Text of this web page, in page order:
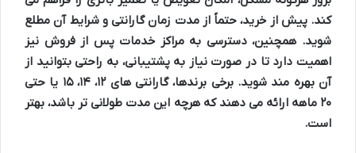
کند. پیش از خرید، حتماً از مدت زمان گارانتی و شرایط آن مطلع
شوید. همچنین، دسترسی به مراکز خدمات پس از فروش نیز
اهمیت دارد تا در صورت نیاز به پشتیبانی، به راحتی بتوانید از
آن بهره مند شوید. برخی برندها، گارانتی های ۱۲، ۱۴، ۱۵ یا حتی
۲۰ ماهه ارائه می دهند که هرچه این مدت طولانی تر باشد، بهتر
است.